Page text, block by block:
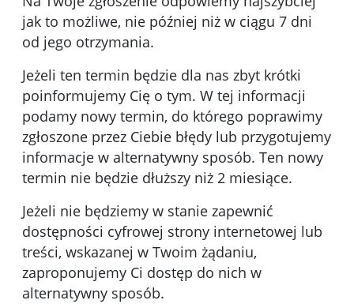
jak to możliwe, nie później niż w ciągu 7 dni
od jego otrzymania.
Jeżeli ten termin będzie dla nas zbyt krótki
poinformujemy Cię o tym. W tej informacji
podamy nowy termin, do którego poprawimy
zgłoszone przez Ciebie błędy lub przygotujemy
informacje w alternatywny sposób. Ten nowy
termin nie będzie dłuższy niż 2 miesiące.
Jeżeli nie będziemy w stanie zapewnić
dostępności cyfrowej strony internetowej lub
treści, wskazanej w Twoim żądaniu,
zaproponujemy Ci dostęp do nich w
alternatywny sposób.